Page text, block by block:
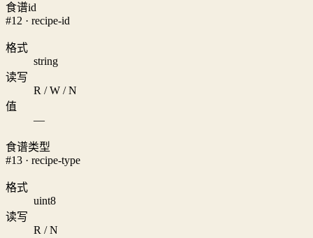
食谱id
#12 · recipe-id
格式
string
读写
R / W / N
值
—
食谱类型
#13 · recipe-type
格式
uint8
读写
R / N